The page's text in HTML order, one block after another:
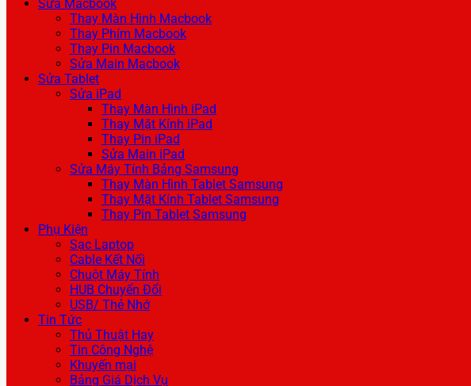
Sửa Macbook
Thay Màn Hình Macbook
Thay Phím Macbook
Thay Pin Macbook
Sửa Main Macbook
Sửa Tablet
Sửa iPad
Thay Màn Hình iPad
Thay Mặt Kính iPad
Thay Pin iPad
Sửa Main iPad
Sửa Máy Tính Bảng Samsung
Thay Màn Hình Tablet Samsung
Thay Mặt Kính Tablet Samsung
Thay Pin Tablet Samsung
Phụ Kiện
Sạc Laptop
Cable Kết Nối
Chuột Máy Tính
HUB Chuyển Đổi
USB/ Thẻ Nhớ
Tin Tức
Thủ Thuật Hay
Tin Công Nghệ
Khuyến mại
Bảng Giá Dịch Vụ